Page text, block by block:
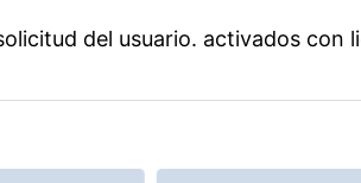
del usuario. activados con